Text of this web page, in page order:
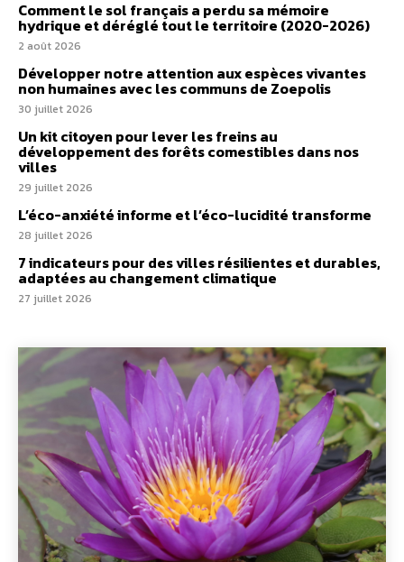
Comment le sol français a perdu sa mémoire
hydrique et déréglé tout le territoire (2020-2026)
2 août 2026
Développer notre attention aux espèces vivantes
non humaines avec les communs de Zoepolis
30 juillet 2026
Un kit citoyen pour lever les freins au
développement des forêts comestibles dans nos
villes
29 juillet 2026
L’éco-anxiété informe et l’éco-lucidité transforme
28 juillet 2026
7 indicateurs pour des villes résilientes et durables,
adaptées au changement climatique
27 juillet 2026